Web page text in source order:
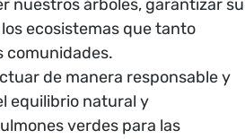
nuestros árboles, garantizar su
ecosistemas que tanto
comunidades.
de manera responsable y
equilibrio natural y
verdes para las